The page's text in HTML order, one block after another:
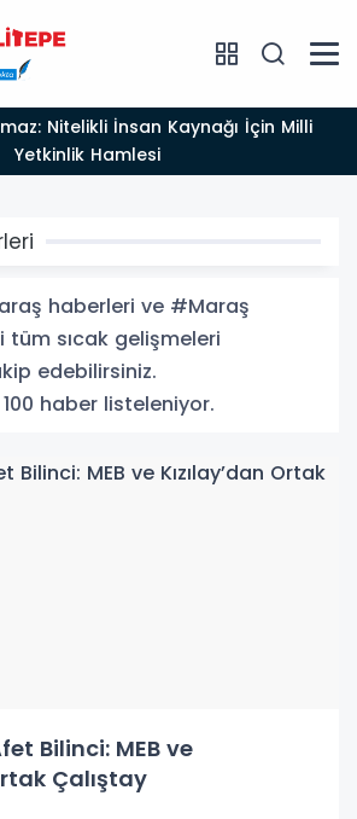
Start Alıyor
haberleri ve #Maraş
tüm sıcak gelişmeleri
edebilirsiniz.
haber listeleniyor.
Bilinci: MEB ve
Çalıştay